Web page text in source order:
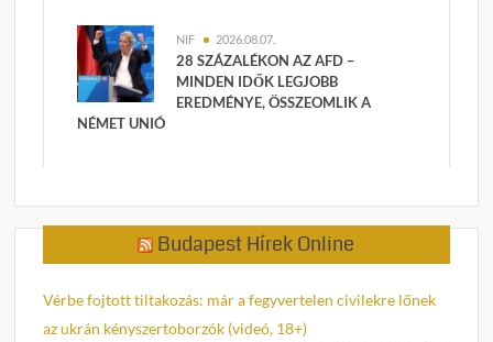
NIF 2026.08.07.
28 SZÁZALÉKON AZ AFD –
MINDEN IDŐK LEGJOBB
EREDMÉNYE, ÖSSZEOMLIK A
NÉMET UNIÓ
Budapest Hírek Online
Vérbe fojtott tiltakozás: már a fegyvertelen civilekre lőnek
az ukrán kényszertoborzók (videó, 18+)